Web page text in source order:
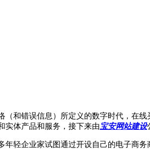
错误信息）所定义的数字时代，在
实体产品和服务，接下来由 宝安网站建设
年轻企业家试图通过开设自己的电子商